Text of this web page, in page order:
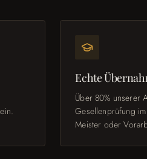
Echte
Über 80% unserer
Gesellenprüfung
Meister oder